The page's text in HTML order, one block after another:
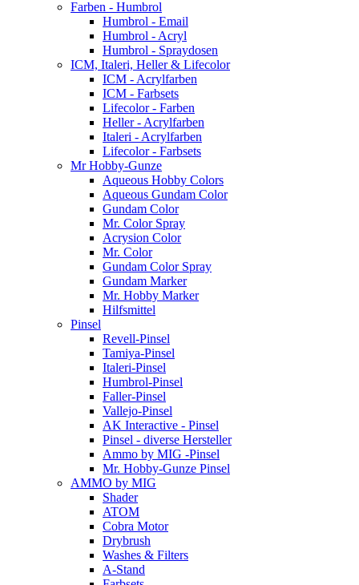
Farben - Humbrol
Humbrol - Email
Humbrol - Acryl
Humbrol - Spraydosen
ICM, Italeri, Heller & Lifecolor
ICM - Acrylfarben
ICM - Farbsets
Lifecolor - Farben
Heller - Acrylfarben
Italeri - Acrylfarben
Lifecolor - Farbsets
Mr Hobby-Gunze
Aqueous Hobby Colors
Aqueous Gundam Color
Gundam Color
Mr. Color Spray
Acrysion Color
Mr. Color
Gundam Color Spray
Gundam Marker
Mr. Hobby Marker
Hilfsmittel
Pinsel
Revell-Pinsel
Tamiya-Pinsel
Italeri-Pinsel
Humbrol-Pinsel
Faller-Pinsel
Vallejo-Pinsel
AK Interactive - Pinsel
Pinsel - diverse Hersteller
Ammo by MIG -Pinsel
Mr. Hobby-Gunze Pinsel
AMMO by MIG
Shader
ATOM
Cobra Motor
Drybrush
Washes & Filters
A-Stand